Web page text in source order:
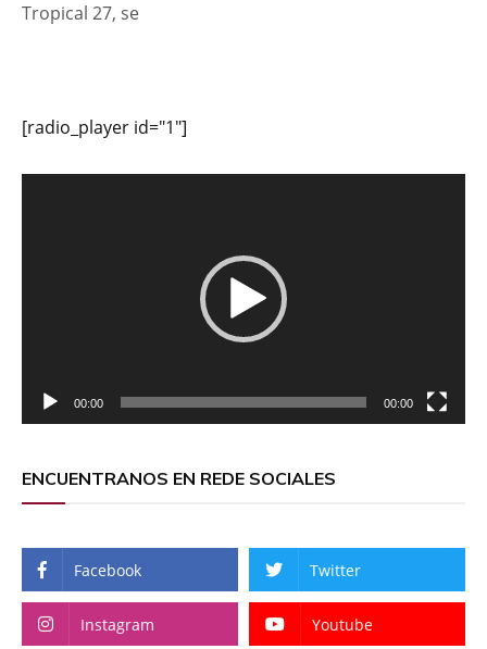
Tropical 27, se
[radio_player id="1"]
00:00 00:00
ENCUENTRANOS EN REDE SOCIALES
Facebook Twitter
Instagram Youtube